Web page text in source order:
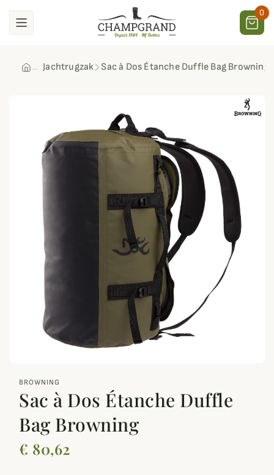
0
Jachtrugzak Sac à Dos Étanche Duffle Bag Browning
BROWNING
Sac à Dos Étanche Duffle
Bag Browning
€ 80,62